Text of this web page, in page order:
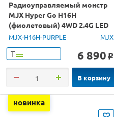
Радиоуправляемый монстр
MJX Hyper Go H16H
(фиолетовый) 4WD 2.4G LED
GPS 1/16 RTR
MJX-H16H-PURPLE MJX
Т 6 890 o
В корзину
новинка